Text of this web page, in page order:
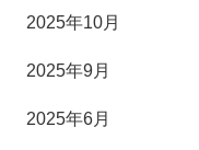
2025年10月
2025年9月
2025年6月